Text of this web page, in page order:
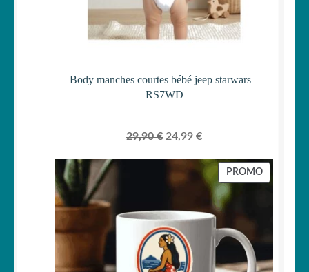
Body manches courtes bébé jeep starwars –
RS7WD
29,90€ Le
initial
était :
24,99 €Le
actuel
est :
24,99 €.
PROMOPRODUIT